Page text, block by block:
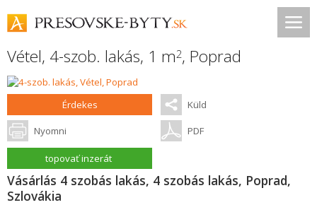
Vétel, 4-szob. lakás, 1 m2, Poprad
Érdekes Küld
Nyomni PDF
topovať inzerát
Vásárlás 4 szobás lakás, 4 szobás lakás, Poprad,
Szlovákia